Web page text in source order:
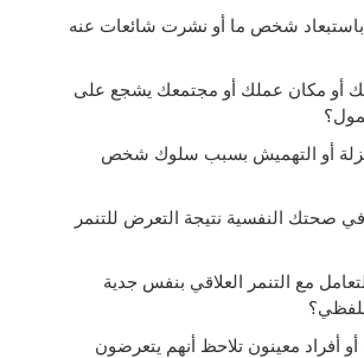
شخص ما أو نشرت شائعات عنه
أو مكان عملك أو مجتمعك يشجع على
أو التهميش بسبب سلوك شخص
صحتك النفسية نتيجة التعرض للتنمر
مع التنمر العلاقي بنفس جدية
أفراد معينون تلاحظ أنهم يتعرضون